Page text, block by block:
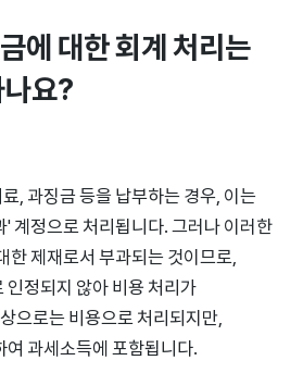
에 대한 회계 처리는
요?
, 과징금 등을 납부하는 경우, 이는
계정으로 처리됩니다. 그러나 이러한
한 제재로서 부과되는 것이므로,
정되지 않아 비용 처리가
으로는 비용으로 처리되지만,
과세소득에 포함됩니다.